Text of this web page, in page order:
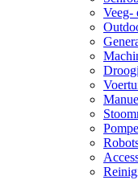
Veeg-